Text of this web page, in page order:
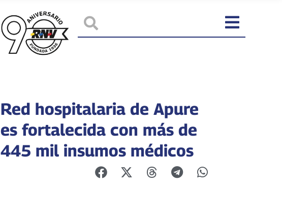
Red hospitalaria de Apure
es fortalecida con más de
445 mil insumos médicos